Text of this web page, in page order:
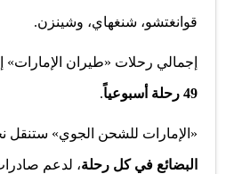
قوانغتشو، شنغهاي، وشينزن.
إجمالي رحلات «طيران الإمارات»
49 رحلة أسبوعياً .
«الإمارات للشحن الجوي» ستنقل
البضائع في كل رحلة، لدعم